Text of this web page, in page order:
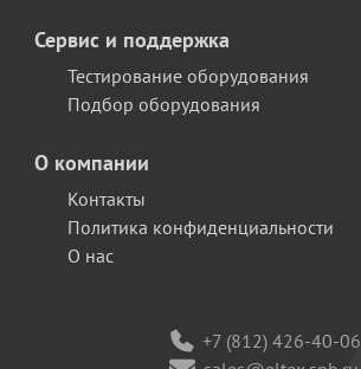
+7 (812) 426-40-06
Сервис и поддержка
Тестирование оборудования
Подбор оборудования
О компании
Контакты
Политика конфиденциальности
О нас